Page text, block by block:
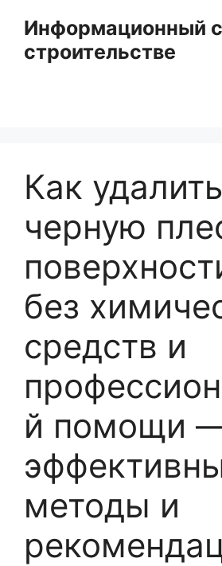
содержимому
Информационный
строительстве
Как удалить
черную
без
средств и
й помощи
методы и